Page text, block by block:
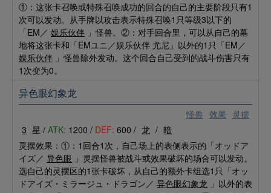
①：这张卡召唤或特殊召唤成功的回合的自己的主要阶段只有1
次可以发动。从手牌以攻击表示特殊召唤1只等级3以下的
「EM／ 娱乐伙伴 」怪兽。②：对手回合里，可以从自己的墓
地将这张卡和「EMユニ／娱乐伙伴 尤尼」以外的1只「EM／
娱乐伙伴 」怪兽除外发动。这个回合自己受到的战斗伤害只有
1次变为0。
怪兽 效果 灵摆
异色眼幻象龙
3 星 / ATK: 1200 / DEF: 600 / 龙 / 暗
灵摆效果：①：1回合1次，自己场上的表侧表示的「オッドア
イズ／ 异色眼 」灵摆怪兽被战斗或效果破坏的场合可以发动。
选自己的灵摆区的1张卡破坏，从自己的额外卡组选1只「オッ
ドアイズ・ミラージュ・ドラゴン／ 异色眼幻象龙 」以外的表